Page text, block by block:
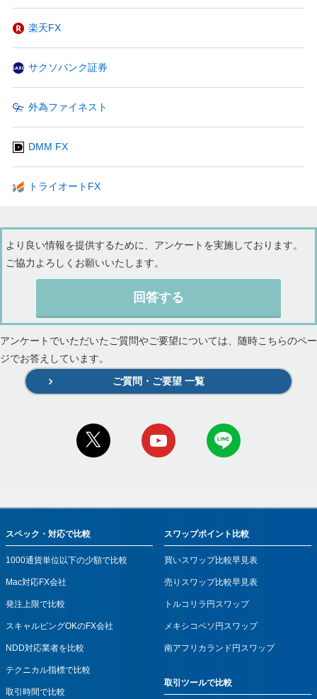
楽天FX
サクソバンク証券
外為ファイネスト
DMM FX
トライオートFX
より良い情報を提供するために、アンケートを実施しております。
ご協力よろしくお願いいたします。
回答する
アンケートでいただいたご質問やご要望については、随時こちらのペー
ジでお答えしています。
ご質問・ご要望 一覧
スペック・対応で比較
1000通貨単位以下の少額で比較
Mac対応FX会社
発注上限で比較
スキャルピングOKのFX会社
NDD対応業者を比較
テクニカル指標で比較
取引時間で比較
スワップポイント比較
買いスワップ比較早見表
売りスワップ比較早見表
トルコリラ円スワップ
メキシコペソ円スワップ
南アフリカランド円スワップ
取引ツールで比較